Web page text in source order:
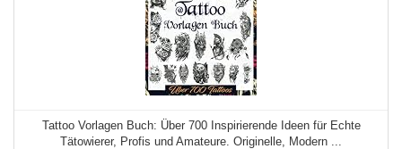
Tattoo Vorlagen Buch: Über 700 Inspirierende Ideen für Echte
Tätowierer, Profis und Amateure. Originelle, Modern ...